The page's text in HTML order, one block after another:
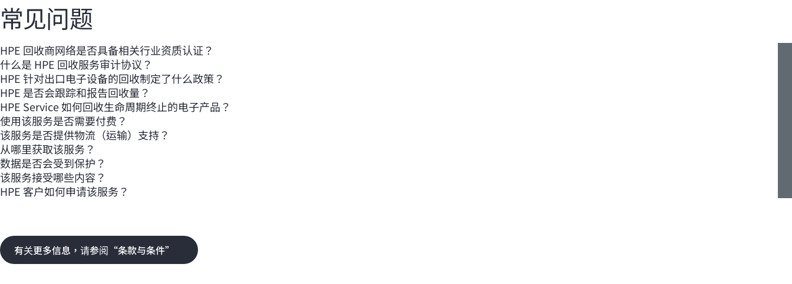
常见问题
HPE 回收商网络是否具备相关行业资质认证？
什么是 HPE 回收服务审计协议？
HPE 针对出口电子设备的回收制定了什么政策？
HPE 是否会跟踪和报告回收量？
HPE Service 如何回收生命周期终止的电子产品？
使用该服务是否需要付费？
该服务是否提供物流（运输）支持？
从哪里获取该服务？
数据是否会受到保护？
该服务接受哪些内容？
HPE 客户如何申请该服务？
有关更多信息，请参阅“条款与条件”